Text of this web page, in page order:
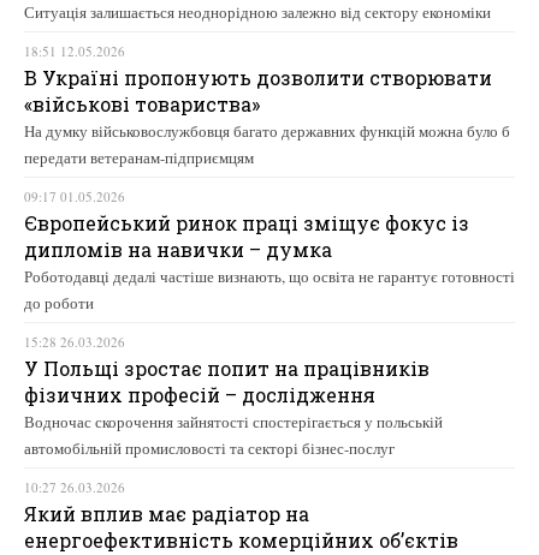
Ситуація залишається неоднорідною залежно від сектору економіки
18:51 12.05.2026
В Україні пропонують дозволити створювати
«військові товариства»
На думку військовослужбовця багато державних функцій можна було б
передати ветеранам-підприємцям
09:17 01.05.2026
Європейський ринок праці зміщує фокус із
дипломів на навички – думка
Роботодавці дедалі частіше визнають, що освіта не гарантує готовності
до роботи
15:28 26.03.2026
У Польщі зростає попит на працівників
фізичних професій – дослідження
Водночас скорочення зайнятості спостерігається у польській
автомобільній промисловості та секторі бізнес-послуг
10:27 26.03.2026
Який вплив має радіатор на
енергоефективність комерційних об’єктів